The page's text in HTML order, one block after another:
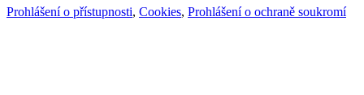
Prohlášení o přístupnosti, Cookies, Prohlášení o ochraně soukromí